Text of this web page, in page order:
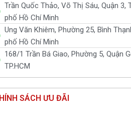
Trần Quốc Thảo, Võ Thị Sáu, Quận 3,
phố Hồ Chí Minh
Ung Văn Khiêm, Phường 25, Bình
phố Hồ Chí Minh
168/1 Trần Bá Giao, Phường 5, Quận
TP.HCM
SÁCH ƯU ĐÃI